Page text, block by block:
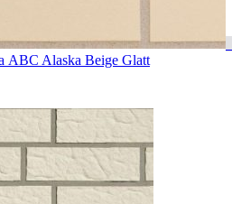
ABC Alaska Beige Glatt